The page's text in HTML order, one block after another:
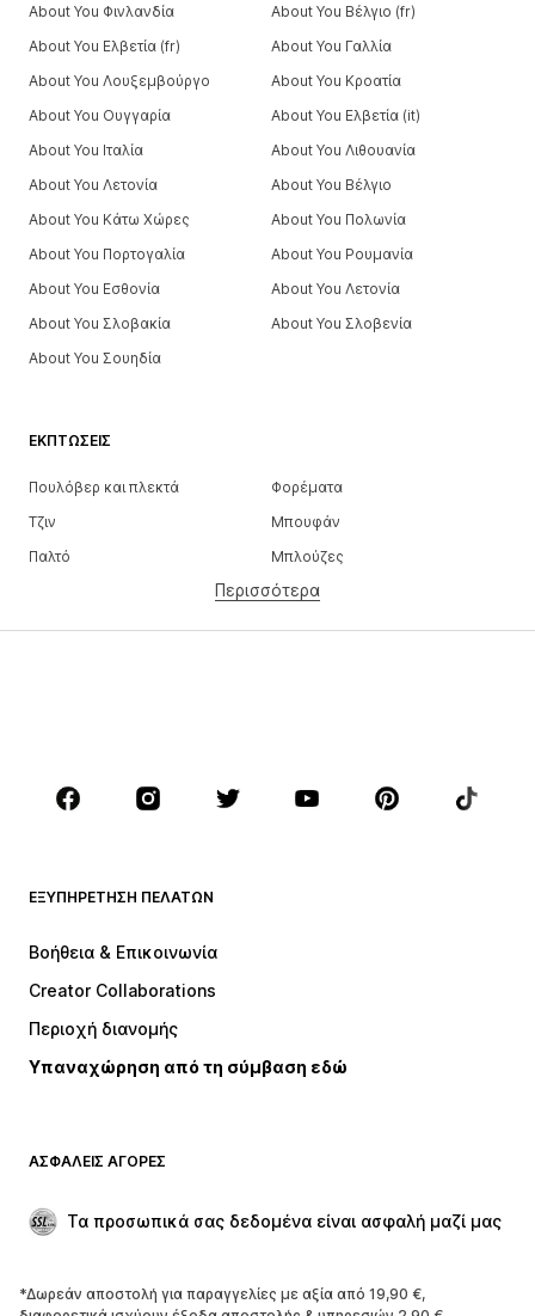
ΕΚΠΤΏΣΕΙΣ
Πουλόβερ και πλεκτά
Φορέματα
Τζιν
Μπουφάν
Παλτό
Μπλούζες
Εσώρουχα
Αξεσουάρ
Premium
ΝΕΑ
Εσώρουχα
Παλτό
Φούστες
Περιστάσεις
Aποκλειστικά
ΠΑΠΟΎΤΣΙΑ
Περισσότερα
ΕΞΥΠΗΡΈΤΗΣΗ ΠΕΛΑΤΏΝ
Βοήθεια & Επικοινωνία
Creator Collaborations
Περιοχή διανομής
Υπαναχώρηση από τη σύμβαση εδώ
ΑΣΦΑΛΕΊΣ ΑΓΟΡΈΣ
Τα προσωπικά σας δεδομένα είναι ασφαλή μαζί μας
*Δωρεάν αποστολή για παραγγελίες με αξία από 19,90 €,
About You Φινλανδία
About You Βέλγιο (fr)
About You Ελβετία (fr)
About You Γαλλία
About You Λουξεμβούργο
About You Κροατία
About You Ουγγαρία
About You Ελβετία (it)
About You Ιταλία
About You Λιθουανία
About You Λετονία
About You Βέλγιο
About You Κάτω Χώρες
About You Πολωνία
About You Πορτογαλία
About You Ρουμανία
About You Εσθονία
About You Λετονία
About You Σλοβακία
About You Σλοβενία
About You Σουηδία